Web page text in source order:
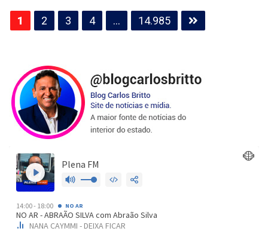
Paginação
de
1 2 3 4 … 14.985